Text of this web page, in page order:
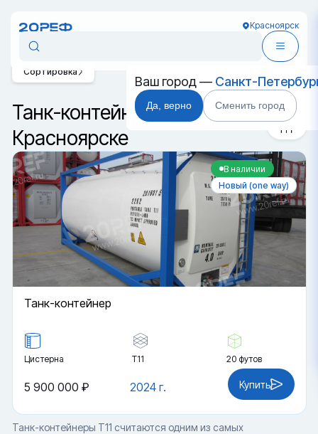
Красноярск
Ваш город — Санкт-
Да, верно Сменить город
Танк-контейнеры T11 в
Красноярске
Сортировка
В наличии
Новый (one way)
Танк-контейнер
Цистерна Т11 20 футов
2024 г.
5 900 000 ₽ Купить
Танк-контейнеры T11 считаются одним из самых